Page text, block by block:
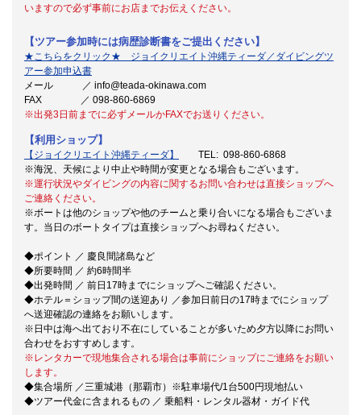
いますので必ず事前にお店までお伝えください。
【ツアー参加時には病歴診断書をご提出ください】
★こちらをクリック★ ジョイクリエイト沖縄ティーダ／ダイビングツ
アー参加申込書
メール ／ info@teada-okinawa.com
FAX ／ 098-860-6869
※出発3日前までに必ずメールかFAXでお送りください。
【利用ショップ】
【ジョイクリエイト沖縄ティーダ】
TEL: 098-860-6868
※海況、天候により中止や時間が変更となる場合もございます。
※運行状況やダイビングの内容に関するお問い合わせは直接ショップへ
ご連絡ください。
※ボートは他のショップや他のチームと乗り合いになる場合もございま
す。当日のボートタイプは直接ショップへお尋ねください。
◆ポイント ／ 慶良間諸島など
◆所要時間 ／ 約6時間半
◆出発時間 ／ 前日17時までにショップへご確認ください。
◆ホテル＝ショップ間の送迎あり ／参加日前日の17時までにショップ
へ送迎確認の連絡をお願いします。
※日中は海へ出ており不在にしていることが多いため夕方以降にお問い
合わせをおすすめします。
※レンタカーで現地集合される場合は事前にショップにご連絡をお願い
します。
◆集合場所 ／三重城港（那覇市）※駐車場代/1台500円現地払い
◆ツアー代金に含まれるもの ／ 乗船料・レンタル器材・ガイド代